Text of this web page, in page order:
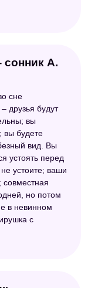
сонник А.
сне
друзья будут
вы
вы будете
вид. Вы
устоять перед
устоите; ваши
но потом
в невинном
с